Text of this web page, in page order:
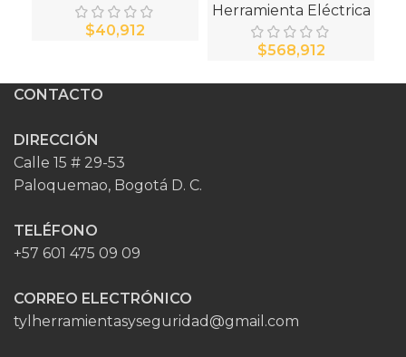
$
Herramienta Eléctrica
$
CONTACTO
DIRECCIÓN
Calle 15 # 29-53
Paloquemao, Bogotá D. C.
TELÉFONO
+57 601 475 09 09
CORREO ELECTRÓNICO
tylherramientasyseguridad@gmail.com